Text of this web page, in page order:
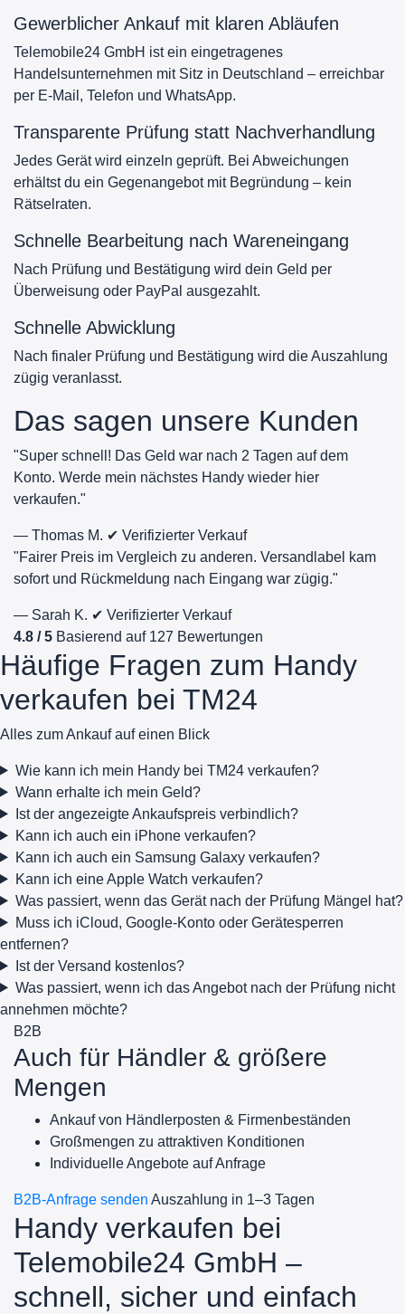
Gewerblicher Ankauf mit klaren Abläufen
Telemobile24 GmbH ist ein eingetragenes
Handelsunternehmen mit Sitz in Deutschland – erreichbar
per E-Mail, Telefon und WhatsApp.
Transparente Prüfung statt Nachverhandlung
Jedes Gerät wird einzeln geprüft. Bei Abweichungen
erhältst du ein Gegenangebot mit Begründung – kein
Rätselraten.
Schnelle Bearbeitung nach Wareneingang
Nach Prüfung und Bestätigung wird dein Geld per
Überweisung oder PayPal ausgezahlt.
Schnelle Abwicklung
Nach finaler Prüfung und Bestätigung wird die Auszahlung
zügig veranlasst.
Das sagen unsere Kunden
"Super schnell! Das Geld war nach 2 Tagen auf dem
Konto. Werde mein nächstes Handy wieder hier
verkaufen."
— Thomas M. ✔ Verifizierter Verkauf
"Fairer Preis im Vergleich zu anderen. Versandlabel kam
sofort und Rückmeldung nach Eingang war zügig."
— Sarah K. ✔ Verifizierter Verkauf
4.8 / 5 Basierend auf 127 Bewertungen
Häufige Fragen zum Handy
verkaufen bei TM24
Alles zum Ankauf auf einen Blick
Wie kann ich mein Handy bei TM24 verkaufen?
Wann erhalte ich mein Geld?
Ist der angezeigte Ankaufspreis verbindlich?
Kann ich auch ein iPhone verkaufen?
Kann ich auch ein Samsung Galaxy verkaufen?
Kann ich eine Apple Watch verkaufen?
Was passiert, wenn das Gerät nach der Prüfung Mängel hat?
Muss ich iCloud, Google-Konto oder Gerätesperren
entfernen?
Ist der Versand kostenlos?
Was passiert, wenn ich das Angebot nach der Prüfung nicht
annehmen möchte?
B2B
Auch für Händler & größere
Mengen
Ankauf von Händlerposten & Firmenbeständen
Großmengen zu attraktiven Konditionen
Individuelle Angebote auf Anfrage
B2B-Anfrage senden Auszahlung in 1–3 Tagen
Handy verkaufen bei
Telemobile24 GmbH –
schnell, sicher und einfach